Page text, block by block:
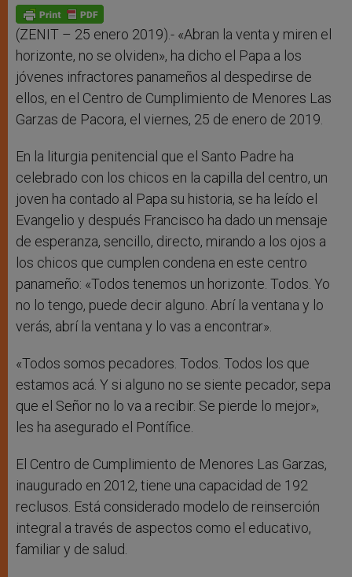
p
p
g
e
o
k
(ZENIT – 25 enero 2019).- «Abran la venta y miren el
horizonte, no se olviden», ha dicho el Papa a los
jóvenes infractores panameños al despedirse de
ellos, en el Centro de Cumplimiento de Menores Las
Garzas de Pacora, el viernes, 25 de enero de 2019.
En la liturgia penitencial que el Santo Padre ha
celebrado con los chicos en la capilla del centro, un
joven ha contado al Papa su historia, se ha leído el
Evangelio y después Francisco ha dado un mensaje
de esperanza, sencillo, directo, mirando a los ojos a
los chicos que cumplen condena en este centro
panameño: «Todos tenemos un horizonte. Todos. Yo
no lo tengo, puede decir alguno. Abrí la ventana y lo
verás, abrí la ventana y lo vas a encontrar».
«Todos somos pecadores. Todos. Todos los que
estamos acá. Y si alguno no se siente pecador, sepa
que el Señor no lo va a recibir. Se pierde lo mejor»,
les ha asegurado el Pontífice.
El Centro de Cumplimiento de Menores Las Garzas,
inaugurado en 2012, tiene una capacidad de 192
reclusos. Está considerado modelo de reinserción
integral a través de aspectos como el educativo,
familiar y de salud.